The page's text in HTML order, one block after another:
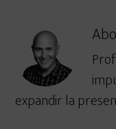
expandir la